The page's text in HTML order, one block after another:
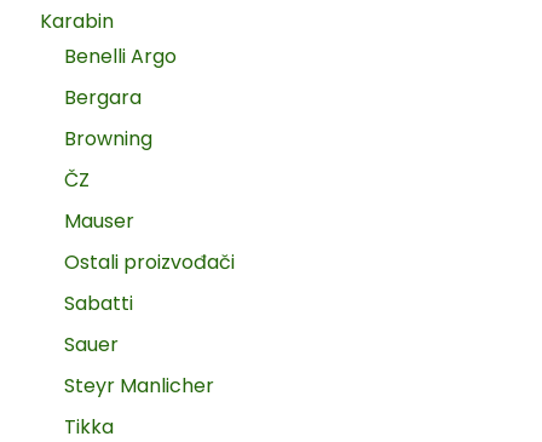
Karabin
Benelli Argo
Bergara
Browning
ČZ
Mauser
Ostali proizvođači
Sabatti
Sauer
Steyr Manlicher
Tikka